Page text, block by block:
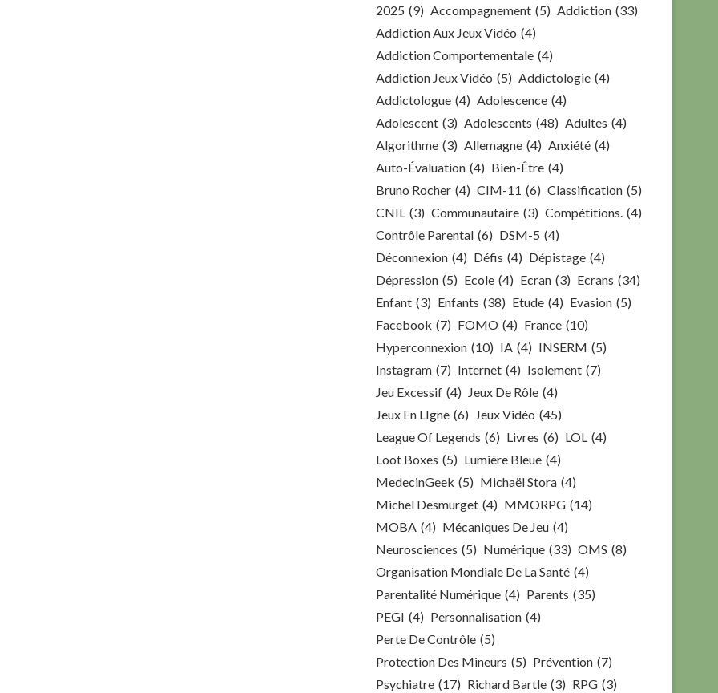
2025 (9) Accompagnement (5) Addiction (33)
Addiction Aux Jeux Vidéo (4)
Addiction Comportementale (4)
Addiction Jeux Vidéo (5) Addictologie (4)
Addictologue (4) Adolescence (4)
Adolescent (3) Adolescents (48) Adultes (4)
Algorithme (3) Allemagne (4) Anxiété (4)
Auto-Évaluation (4) Bien-Être (4)
Bruno Rocher (4) CIM-11 (6) Classification (5)
CNIL (3) Communautaire (3) Compétitions. (4)
Contrôle Parental (6) DSM-5 (4)
Déconnexion (4) Défis (4) Dépistage (4)
Dépression (5) Ecole (4) Ecran (3) Ecrans (34)
Enfant (3) Enfants (38) Etude (4) Evasion (5)
Facebook (7) FOMO (4) France (10)
Hyperconnexion (10) IA (4) INSERM (5)
Instagram (7) Internet (4) Isolement (7)
Jeu Excessif (4) Jeux De Rôle (4)
Jeux En LIgne (6) Jeux Vidéo (45)
League Of Legends (6) Livres (6) LOL (4)
Loot Boxes (5) Lumière Bleue (4)
MedecinGeek (5) Michaël Stora (4)
Michel Desmurget (4) MMORPG (14)
MOBA (4) Mécaniques De Jeu (4)
Neurosciences (5) Numérique (33) OMS (8)
Organisation Mondiale De La Santé (4)
Parentalité Numérique (4) Parents (35)
PEGI (4) Personnalisation (4)
Perte De Contrôle (5)
Protection Des Mineurs (5) Prévention (7)
Psychiatre (17) Richard Bartle (3) RPG (3)